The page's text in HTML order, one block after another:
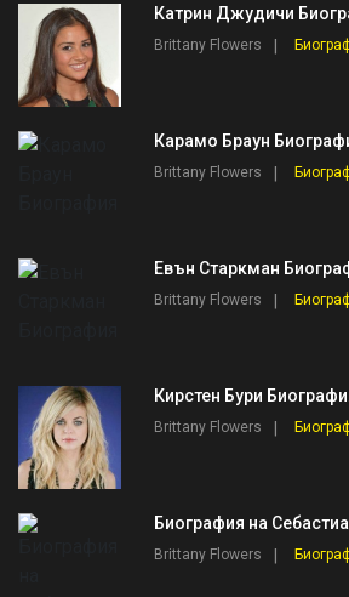
Катрин Джудичи
Brittany Flowers
Карамо Браун
Brittany Flowers
Евън Старкман
Brittany Flowers
Кирстен Бури
Brittany Flowers
Биография на
Brittany Flowers